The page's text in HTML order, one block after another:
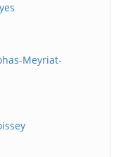
Meyriat-